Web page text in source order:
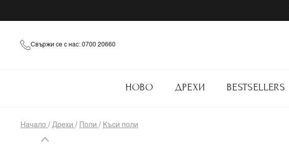
Свържи се с нас: 0700 20660
НОВО ДРЕХИ BESTSELLERS
Начало / Дрехи / Поли / Къси поли